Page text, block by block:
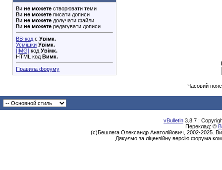
Ви не можете створювати теми
Ви не можете писати дописи
Ви не можете долучати файли
Ви не можете редагувати дописи
BB-код є Увімк.
Усмішки Увімк.
[IMG] код Увімк.
HTML код Вимк.
Правила форуму
Часовий
vBulletin 3.8.7 ;
Переклад: ©
(с)Бешлега Олександр Анатолійович, 2002-2025.
Дякуємо за ліцензійну версію форума